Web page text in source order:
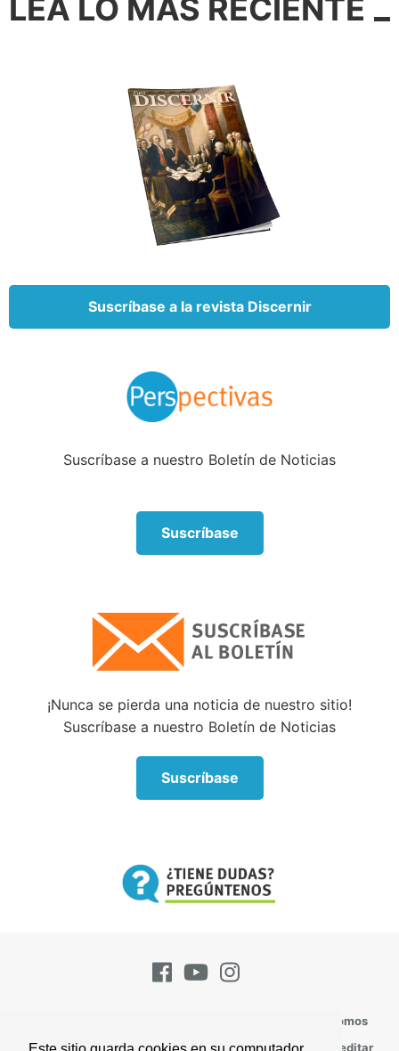
LEA LO MÁS RECIENTE
Suscríbase a la revista Discernir
Suscríbase a nuestro Boletín de Noticias
Suscríbase
¡Nunca se pierda una noticia de nuestro sitio!
Suscríbase a nuestro Boletín de Noticias
Suscríbase
Quienes Somos
Todos los Temas
Perspectivas Versículos Para Meditar